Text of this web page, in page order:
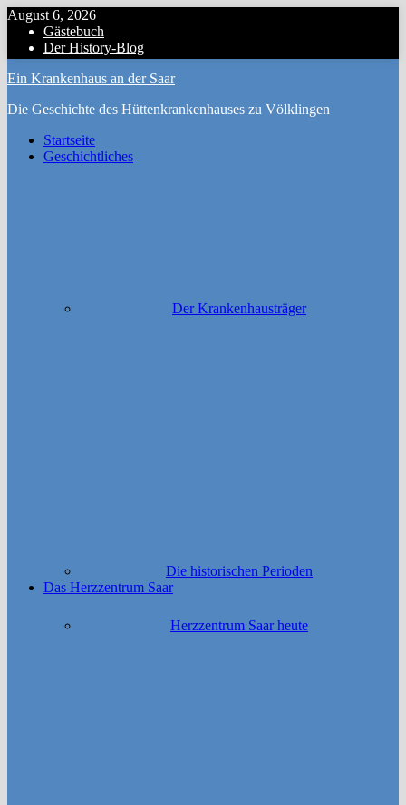
Zum
Inhalt
springen
August 6, 2026
Gästebuch
Der History-Blog
Ein Krankenhaus an der Saar
Die Geschichte des Hüttenkrankenhauses zu Völklingen
Startseite
Geschichtliches
Der Krankenhausträger
Die historischen Perioden
Das Herzzentrum Saar
Herzzentrum Saar heute